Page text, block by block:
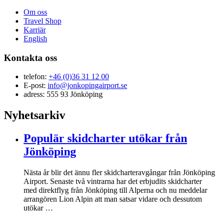
Om oss
Travel Shop
Karriär
English
Kontakta oss
telefon: +46 (0)36 31 12 00
E-post: info@jonkopingairport.se
adress: 555 93 Jönköping
Nyhetsarkiv
Populär skidcharter utökar från
Jönköping
Nästa år blir det ännu fler skidcharteravgångar från Jönköping
Airport. Senaste två vintrarna har det erbjudits skidcharter
med direktflyg från Jönköping till Alperna och nu meddelar
arrangören Lion Alpin att man satsar vidare och dessutom
utökar …